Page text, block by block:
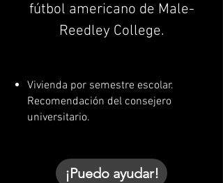
fútbol americano de Male-
Reedley College.
Vivienda por semestre escolar.
Recomendación del consejero
universitario.
¡Puedo ayudar!